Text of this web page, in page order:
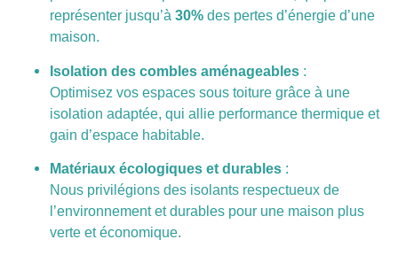
représenter jusqu’à 30% des pertes d’énergie d’une
maison.
Isolation des combles aménageables :
Optimisez vos espaces sous toiture grâce à une
isolation adaptée, qui allie performance thermique et
gain d’espace habitable.
Matériaux écologiques et durables :
Nous privilégions des isolants respectueux de
l’environnement et durables pour une maison plus
verte et économique.